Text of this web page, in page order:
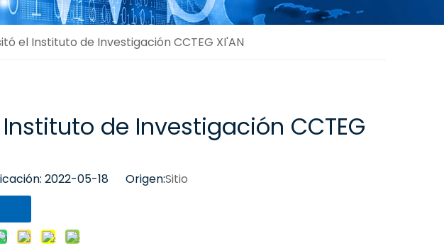
el Instituto de Investigación CCTEG XI'AN
de Investigación CCTEG
2022-05-18 Origen:Sitio